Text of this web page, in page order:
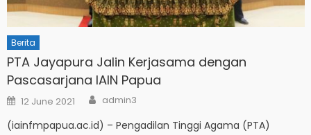
Berita
PTA Jayapura Jalin Kerjasama dengan
Pascasarjana IAIN Papua
Posted
on
12 June 2021 Author
admin3
(iainfmpapua.ac.id) – Pengadilan Tinggi Agama (PTA)